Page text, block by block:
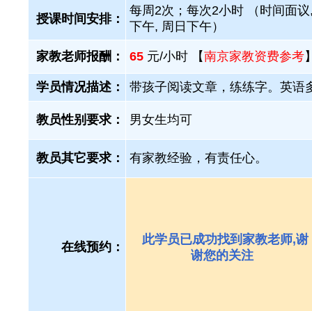
授课时间安排：
每周2次；每次2小时 （时间面
下午, 周日下午）
家教老师报酬： 65 元/小时 【南京家教资费参考
学员情况描述： 带孩子阅读文章，练练字。英语
教员性别要求： 男女生均可
教员其它要求： 有家教经验，有责任心。
在线预约：
此学员已成功找到家教老师,谢
谢您的关注